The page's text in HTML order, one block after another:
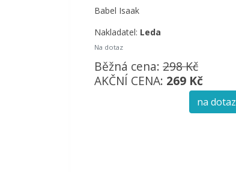
Babel Isaak
Nakladatel: Leda
Na dotaz
Běžná cena: 298 Kč
AKČNÍ CENA: 269 Kč
na dotaz